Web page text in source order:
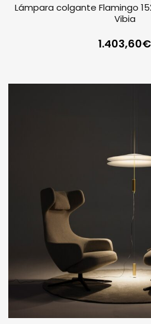
Lámpara colgante Flamingo
Vibia
1.403,60€